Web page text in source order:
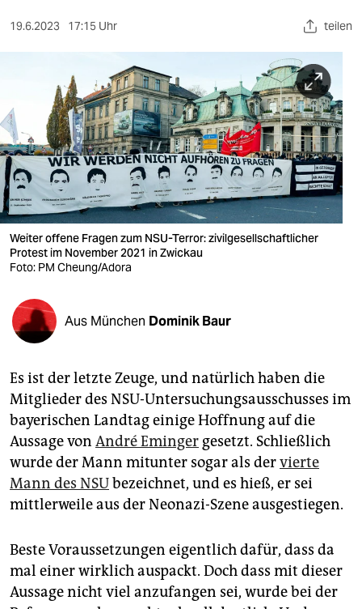
sport
nord
wahrheit
verlag
verlag
veranstaltungen
fragen & hilfe
abo
genossenschaft
epaper login
19.6.2023 17:15 Uhr teilen
Weiter offene Fragen zum NSU-Terror: zivilgesellschaftlicher
Protest im November 2021 in Zwickau
Foto: PM Cheung/Adora
Aus München Dominik Baur
Es ist der letzte Zeuge, und natürlich haben die
Mitglieder des NSU-Untersuchungsausschusses im
bayerischen Landtag einige Hoffnung auf die
Aussage von André Eminger gesetzt. Schließlich
wurde der Mann mitunter sogar als dervierte
Mann des NSUbezeichnet, und es hieß, er sei
mittlerweile aus der Neonazi-Szene ausgestiegen.
Beste Voraussetzungen eigentlich dafür, dass da
mal einer wirklich auspackt. Doch dass mit dieser
Aussage nicht viel anzufangen sei, wurde bei der